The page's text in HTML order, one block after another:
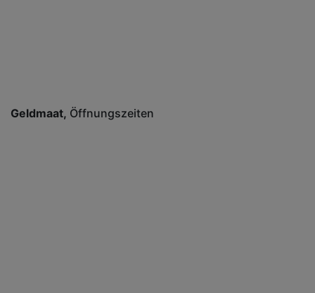
Geldmaat Öffnungszeiten